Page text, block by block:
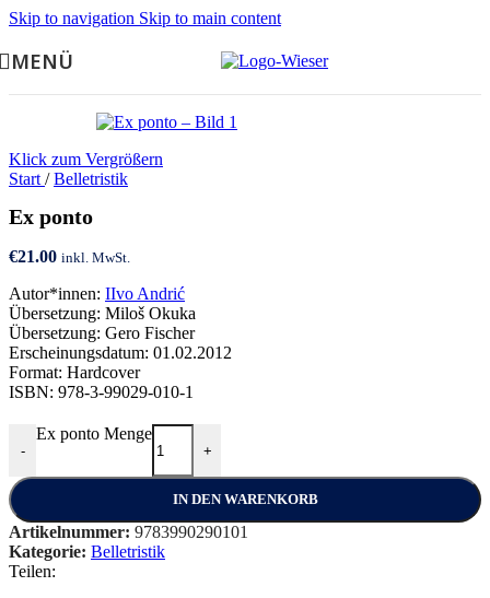
Skip to navigation Skip to main content
MENÜ
Klick zum Vergrößern
Start / Belletristik
Ex ponto
€21.00 inkl. MwSt.
Autor*innen: IIvo Andrić
Übersetzung: Miloš Okuka
Übersetzung: Gero Fischer
Erscheinungsdatum: 01.02.2012
Format: Hardcover
ISBN: 978-3-99029-010-1
-
Ex ponto Menge
+
IN DEN WARENKORB
Artikelnummer: 9783990290101
Kategorie: Belletristik
Teilen: